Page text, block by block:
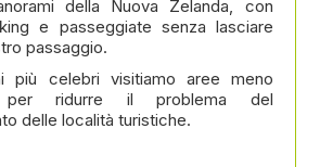
della Nuova Zelanda, con
e passeggiate senza lasciare
passaggio.
più celebri visitiamo aree meno
per ridurre il problema del
delle località turistiche.